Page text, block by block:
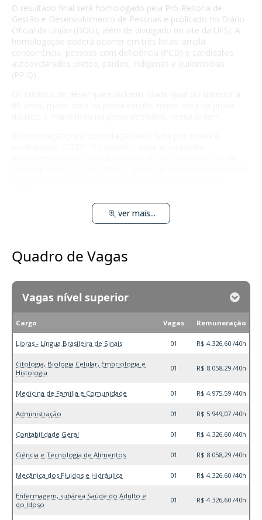
O resultado final será homologado pela Pró-Reitoria de
Gestão e Desenvolvimento de Pessoas e publicado no Diário
Oficial da União (DOU), além de divulgado no site da UFSJ. A
homologação poderá ocorrer em três listas: ampla
concorrência, pessoas com deficiência (PCD) e candidatos
autodeclarados pretos, pardos, indígenas e quilombolas
ver mais...
Quadro de Vagas
Vagas nível superior
Cargo Vagas Remuneração
Libras - Língua Brasileira de Sinais 01 R$ 4.326,60 /40h
Citologia, Biologia Celular, Embriologia e
Histologia
01 R$ 8.058,29 /40h
Medicina de Família e Comunidade 01 R$ 4.975,59 /40h
Administração 01 R$ 5.949,07 /40h
Contabilidade Geral 01 R$ 4.326,60 /40h
Ciência e Tecnologia de Alimentos 01 R$ 8.058,29 /40h
Mecânica dos Fluidos e Hidráulica 01 R$ 4.326,60 /40h
Enfermagem, subárea Saúde do Adulto e
do Idoso
01 R$ 4.326,60 /40h